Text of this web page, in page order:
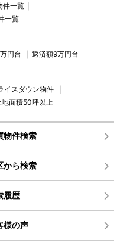
件一覧
一覧
円台 返済額9万円台
イスダウン物件
地面積50坪以上
物件検索
から検索
履歴
様の声